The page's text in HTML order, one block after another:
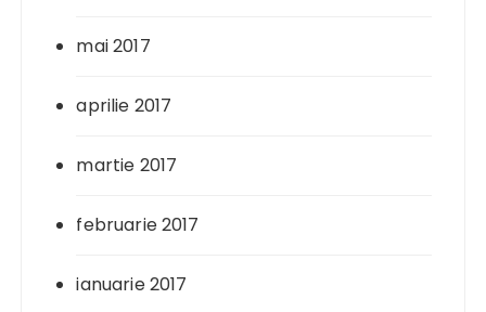
mai 2017
aprilie 2017
martie 2017
februarie 2017
ianuarie 2017